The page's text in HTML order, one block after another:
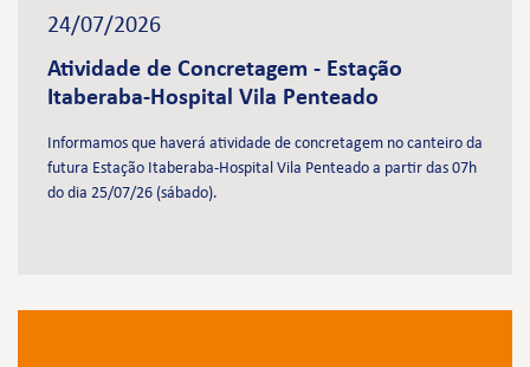
24/07/2026
Atividade de Concretagem - Estação
Itaberaba-Hospital Vila Penteado
Informamos que haverá atividade de concretagem no canteiro da
futura Estação Itaberaba-Hospital Vila Penteado a partir das 07h
do dia 25/07/26 (sábado).